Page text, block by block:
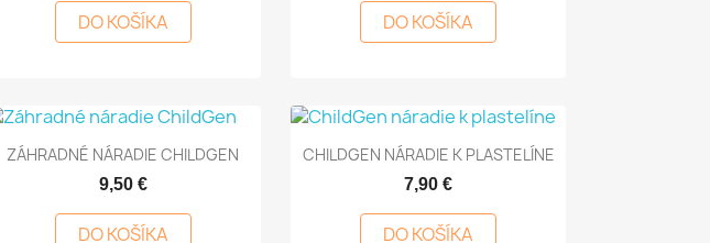
DO KOŠÍKA DO KOŠÍKA
 Rýchly náhľad
ZÁHRADNÉ NÁRADIE CHILDGEN
9,50 €
DO KOŠÍKA
 Rýchly náhľad
CHILDGEN NÁRADIE K PLASTELÍNE
7,90 €
DO KOŠÍKA